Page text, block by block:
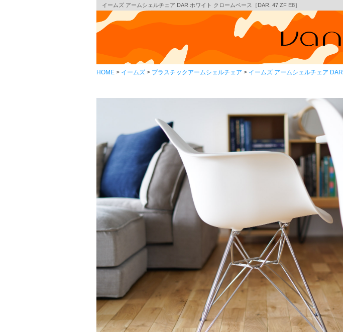
イームズ アームシェルチェア DAR ホワイト クロームベース［DAR. 47 ZF E8］
HOME イームズ プラスチックアームシェルチェア イームズ アームシェルチェア DAR